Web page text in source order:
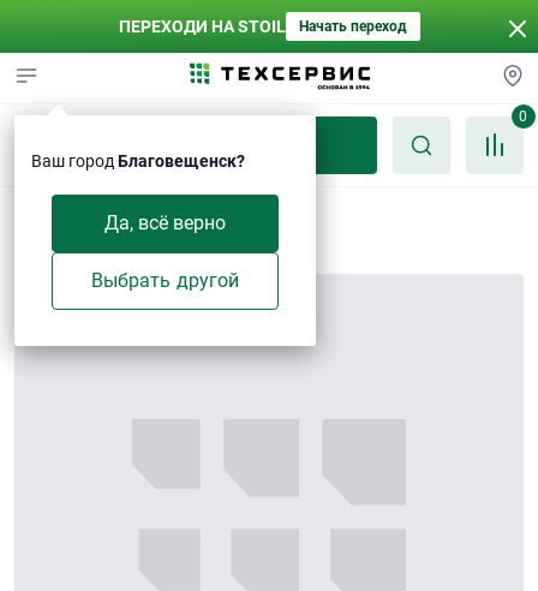
ПЕРЕХОДИ НА STOIL Начать переход
Ваш город Благовещенск?
Да, всё верно
Выбрать другой
0
Суппорт правый